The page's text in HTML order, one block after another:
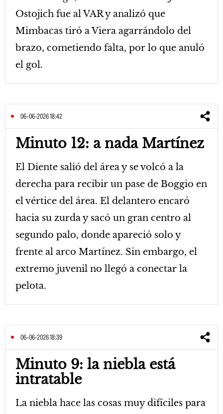
Ostojich fue al VAR y analizó que
Mimbacas tiró a Viera agarrándolo del
brazo, cometiendo falta, por lo que anuló
el gol.
06-06-2026 18:42
Minuto 12: a nada Martínez
El Diente salió del área y se volcó a la
derecha para recibir un pase de Boggio en
el vértice del área. El delantero encaró
hacia su zurda y sacó un gran centro al
segundo palo, donde apareció solo y
frente al arco Martínez. Sin embargo, el
extremo juvenil no llegó a conectar la
pelota.
06-06-2026 18:39
Minuto 9: la niebla está
intratable
La niebla hace las cosas muy difíciles para